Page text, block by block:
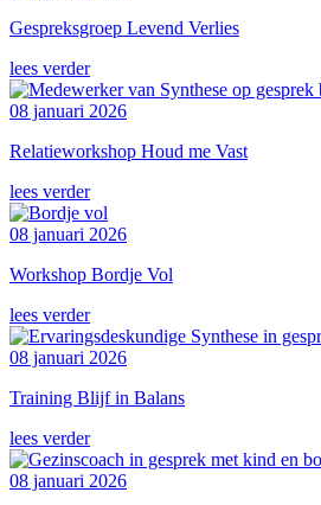
Gespreksgroep Levend Verlies
lees verder
08 januari 2026
Relatieworkshop Houd me Vast
lees verder
08 januari 2026
Workshop Bordje Vol
lees verder
08 januari 2026
Training Blijf in Balans
lees verder
08 januari 2026